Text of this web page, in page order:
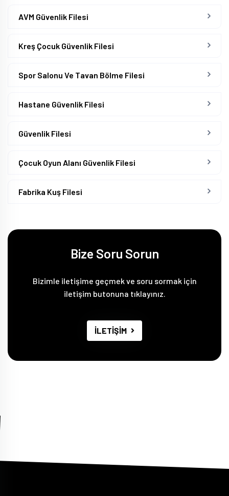
AVM Güvenlik Filesi
Kreş Çocuk Güvenlik Filesi
Spor Salonu Ve Tavan Bölme Filesi
Hastane Güvenlik Filesi
Güvenlik Filesi
Çocuk Oyun Alanı Güvenlik Filesi
Fabrika Kuş Filesi
Bize Soru Sorun
Bizimle iletişime geçmek ve soru sormak için
iletişim butonuna tıklayınız.
İLETİŞİM